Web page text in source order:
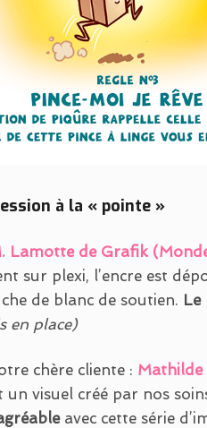
à la « pointe »
Lamotte de Grafik
sur plexi, l’encre est
de blanc de soutien. Le
en place)
chère cliente : Mathilde
un visuel créé par nos
avec cette série